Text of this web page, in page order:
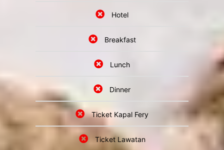
Hotel
Breakfast
Lunch
Dinner
Ticket Kapal Fery
Ticket Lawatan